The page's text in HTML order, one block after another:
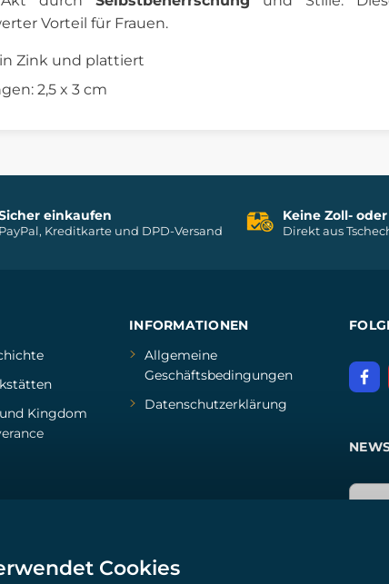
Vorteil für Frauen.
Zink und plattiert
2,5 x 3 cm
einkaufen
PayPal, Kreditkarte und DPD-Versand
Keine Zoll-
Direkt aus
Kingdom
INFORMATIONEN
Allgemeine
Geschäftsbedingungen
Datenschutzerklärung
Cookies